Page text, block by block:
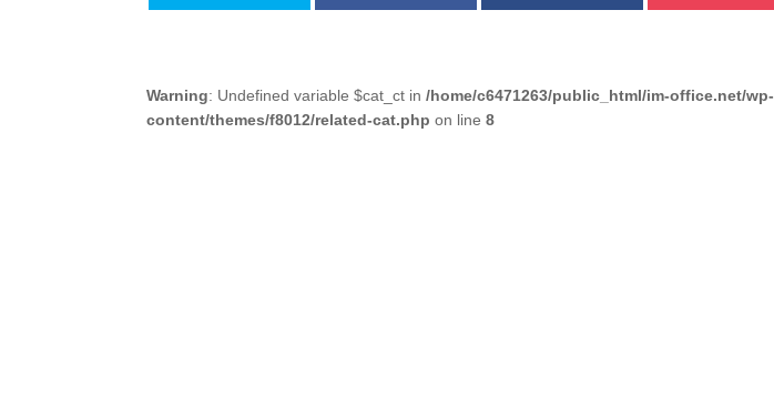
Warning: Undefined variable $cat_ct in /home/c6471263/public_html/im-office.net/wp-
content/themes/f8012/related-cat.php on line 8